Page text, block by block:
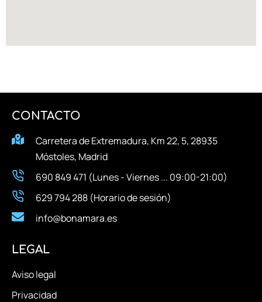
LEGAL
Aviso legal
Privacidad
CONTACTO
Carretera de Extremadura, Km 22, 5, 28935
Móstoles, Madrid
690 849 471 (Lunes - Viernes ... 09:00-21:00)
629 794 288 (Horario de sesión)
info@bonamara.es